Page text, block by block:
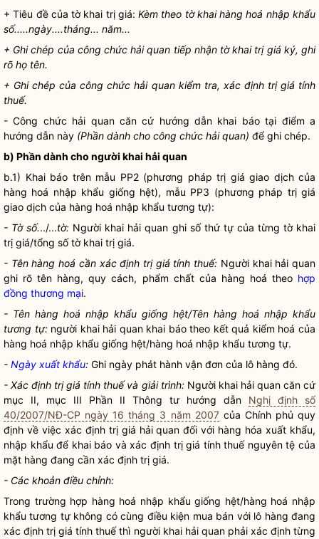
+ Tiêu đề của tờ khai trị giá: Kèm theo tờ khaihàng hoá nhập khẩu
số.....ngày....tháng... năm...
+ Ghi chép của công chứchải quan tiếp nhận tờ khai trị giá ký, ghi
rõ họ tên.
+ Ghi chép của công chứchải quankiểm tra, xác định trị giá tính
thuế.
- Công chức hải quancăn cứ hướng dẫn khai báo tại điểm a
hướng dẫn này (Phần dành cho công chức hải quan) để ghi chép.
b) Phần dành cho người khai hải quan
b.1) Khai báo trên mẫu PP2 (phương pháp trị giá giao dịch của
hàng hoá nhập khẩu giống hệt), mẫu PP3 (phương pháp trị giá
giao dịch của hàng hoá nhập khẩu tương tự):
- Tờ số.../...tờ: Người khai hải quan ghi số thứ tự của từng tờ khai
trị giá/tổng số tờ khai trị giá.
- Tênhàng hoá cần xác định trị giá tính thuế: Người khai hải quan
ghi rõ tên hàng, quy cách, phẩm chất của hàng hoá theo hợp
đồng thương mại.
- Tên hàng hoá nhập khẩu giống hệt/Tên hàng hoá nhập khẩu
tương tự: người khai hải quankhai báo theo kết quả kiểm hoá của
hàng hoá nhập khẩu giống hệt/hàng hoá nhập khẩu tương tự.
- Ngày xuất khẩu: Ghi ngày phát hành vận đơn của lô hàng đó.
- Xác định trị giá tính thuế và giải trình: Người khai hải quancăn cứ
mục II, mục III Phần II Thông tư hướng dẫn Nghị định số
40/2007/NĐ-CP ngày 16 tháng 3 năm 2007của Chính phủ quy
định về việc xác định trị giá hải quan đối với hàng hóa xuất khẩu,
nhập khẩu để khai báo và xác định trị giá tính thuế nguyên tệ của
mặt hàng đang cần xác định trị giá.
- Các khoản điều chỉnh:
Trong trường hợp hàng hoá nhập khẩu giống hệt/hàng hoá nhập
khẩu tương tự không có cùng điều kiện mua bán với lô hàng đang
xác định trị giá tính thuế thì người khai hải quanphải xác định từng